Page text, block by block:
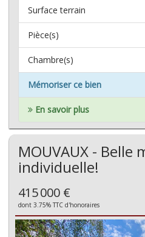
Surface terrain
Pièce(s)
Chambre(s)
Mémoriser ce bien
En savoir plus
MOUVAUX - Belle
individuelle!
415 000 €
dont 3.75% TTC d'honoraires